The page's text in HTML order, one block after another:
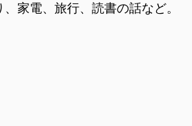
家電、旅行、読書の話など。